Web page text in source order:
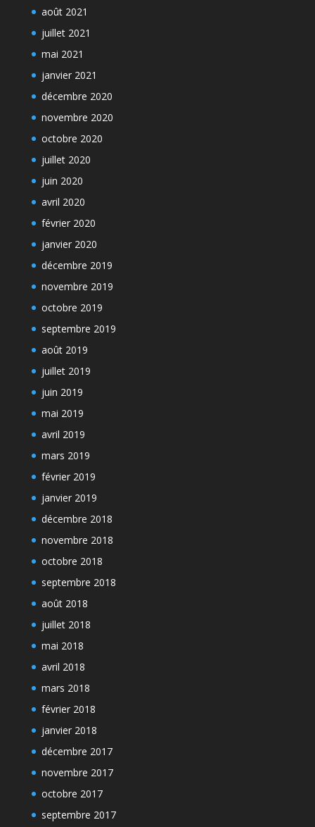
août 2021
juillet 2021
mai 2021
janvier 2021
décembre 2020
novembre 2020
octobre 2020
juillet 2020
juin 2020
avril 2020
février 2020
janvier 2020
décembre 2019
novembre 2019
octobre 2019
septembre 2019
août 2019
juillet 2019
juin 2019
mai 2019
avril 2019
mars 2019
février 2019
janvier 2019
décembre 2018
novembre 2018
octobre 2018
septembre 2018
août 2018
juillet 2018
mai 2018
avril 2018
mars 2018
février 2018
janvier 2018
décembre 2017
novembre 2017
octobre 2017
septembre 2017